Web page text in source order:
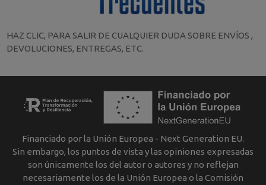
HAZ CLIC, PARA SALIR DE CUALQUIER DUDA SOBRE ENVÍOS ,
DEVOLUCIONES, ENTREGAS, ETC.
Financiado por la Unión Europea - Next Generation EU.
Sin embargo, los puntos de vista y las opiniones expresadas
son únicamente los del autor o autores y no reflejan
necesariamente los de la Unión Europea o la Comisión